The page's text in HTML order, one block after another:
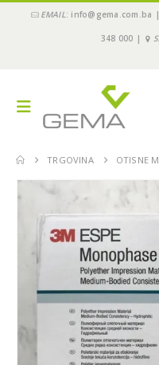
EMAIL: info@gema.com.ba |
348 000 |
TRGOVINA OTISNE